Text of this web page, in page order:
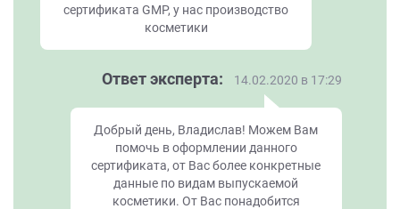
сертификата GMP, у нас производство
косметики
Ответ эксперта: 14.02.2020 в 17:29
Добрый день, Владислав! Можем Вам
помочь в оформлении данного
сертификата, от Вас более конкретные
данные по видам выпускаемой
косметики. От Вас понадобится